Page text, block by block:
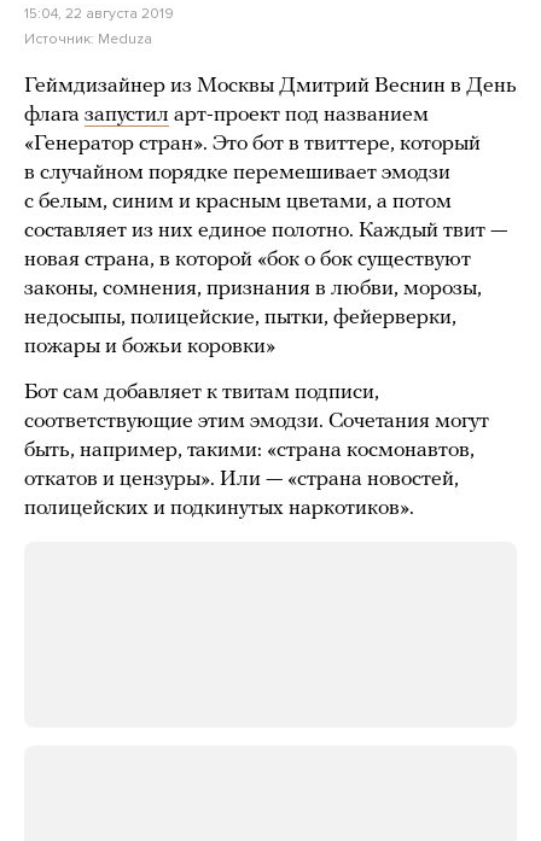
15:04, 22 августа 2019
Источник: Meduza
Геймдизайнер из Москвы Дмитрий Веснин в День
флага запустил арт-проект под названием
«Генератор стран». Это бот в твиттере, который
в случайном порядке перемешивает эмодзи
с белым, синим и красным цветами, а потом
составляет из них единое полотно. Каждый твит —
новая страна, в которой «бок о бок существуют
законы, сомнения, признания в любви, морозы,
недосыпы, полицейские, пытки, фейерверки,
пожары и божьи коровки»
Бот сам добавляет к твитам подписи,
соответствующие этим эмодзи. Сочетания могут
быть, например, такими: «страна космонавтов,
откатов и цензуры». Или — «страна новостей,
полицейских и подкинутых наркотиков».